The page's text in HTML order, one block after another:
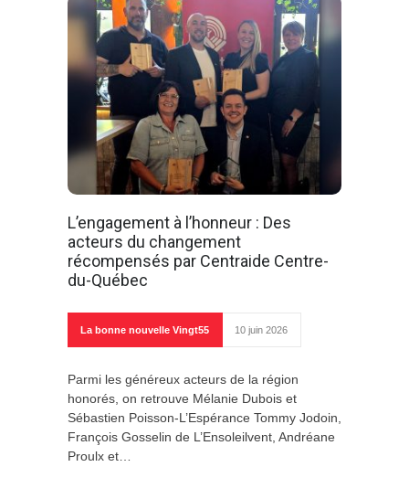
L’engagement à l’honneur : Des
acteurs du changement
récompensés par Centraide Centre-
du-Québec
La bonne nouvelle Vingt55 10 juin 2026
Parmi les généreux acteurs de la région
honorés, on retrouve Mélanie Dubois et
Sébastien Poisson-L’Espérance Tommy Jodoin,
François Gosselin de L’Ensoleilvent, Andréane
Proulx et…